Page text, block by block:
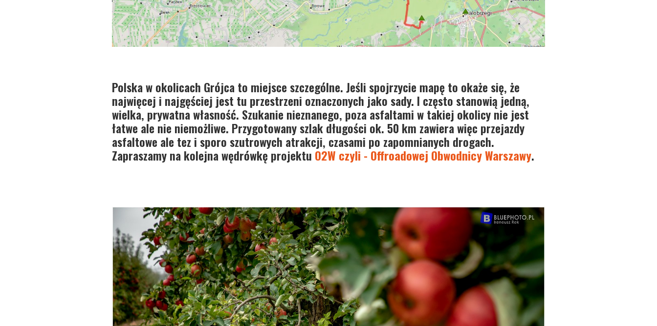
Polska w okolicach Grójca to miejsce szczególne. Jeśli spojrzycie mapę to okaże się, że
najwięcej i najgęściej jest tu przestrzeni oznaczonych jako sady. I często stanowią jedną,
wielka, prywatna własność. Szukanie nieznanego, poza asfaltami w takiej okolicy nie jest
łatwe ale nie niemożliwe. Przygotowany szlak długości ok. 50 km zawiera więc przejazdy
asfaltowe ale tez i sporo szutrowych atrakcji, czasami po zapomnianych drogach.
Zapraszamy na kolejna wędrówkę projektu O2W czyli - Offroadowej Obwodnicy Warszawy.